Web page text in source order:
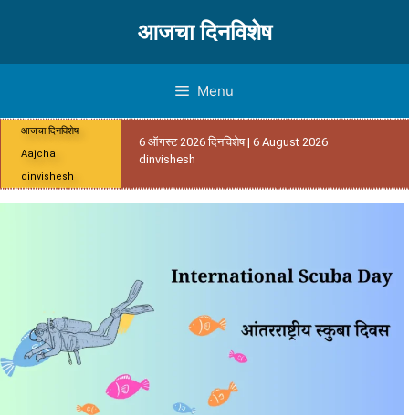
आजचा दिनविशेष
Menu
आजचा दिनविशेष
Aajcha
dinvishesh
6 ऑगस्ट 2026 दिनविशेष | 6 August 2026
dinvishesh